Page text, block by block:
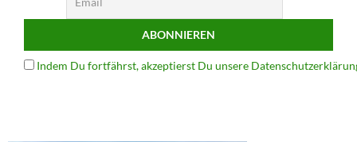
Indem Du fortfährst, akzeptierst Du unsere